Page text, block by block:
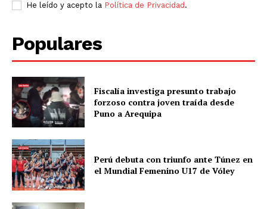
He leído y acepto la Política de Privacidad.
Populares
Fiscalía investiga presunto trabajo
forzoso contra joven traída desde
Puno a Arequipa
Perú debuta con triunfo ante Túnez en
el Mundial Femenino U17 de Vóley